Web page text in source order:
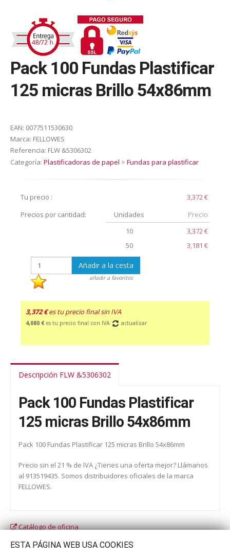
Pack 100 Fundas Plastificar
125 micras Brillo 54x86mm
EAN: 0077511530630
Marca: FELLOWES
Referencia: FLW &5306302
Categoría: Plastificadoras de papel > Fundas para plastificar
Tu precio :
3,372 €
Precios por cantidad:
Unidades
Precio
10
3,372 €
50
3,181 €
Añadir a la cesta
añadir a favoritos
3,372 € es tu precio final sin IVA
4,080 € es tu precio final con IVA actualizar
Descripción FLW &5306302
Pack 100 Fundas Plastificar
125 micras Brillo 54x86mm
Pack 100 Fundas Plastificar 125 micras Brillo 54x86mm
Precio sin el 21 % de IVA ¿Tienes una oferta mejor? Llámanos
al 913519435. Somos distribuidores oficiales de la marca
FELLOWES.
Catálogo de oficina
ESTA PÁGINA WEB USA COOKIES